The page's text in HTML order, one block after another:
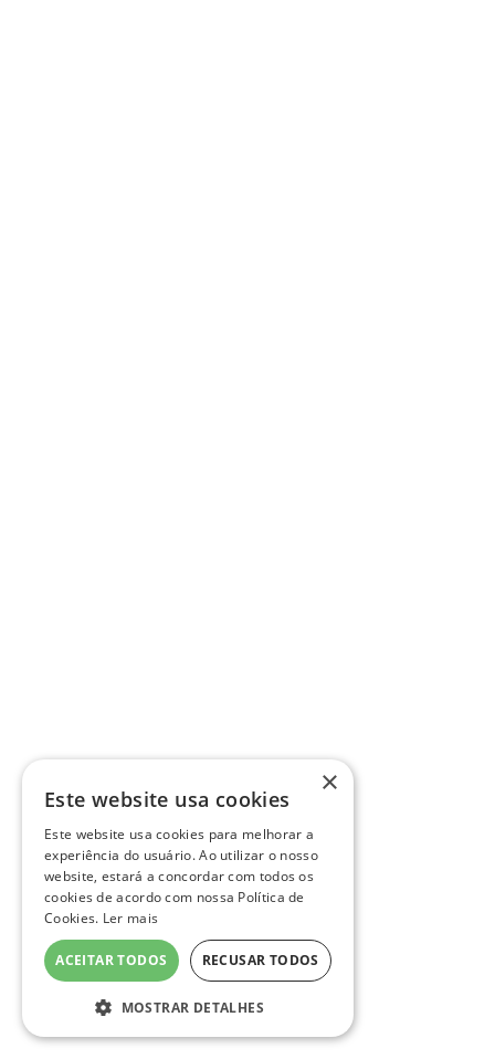
×
Este website usa cookies
Este website usa cookies para melhorar a
experiência do usuário. Ao utilizar o nosso
website, estará a concordar com todos os
cookies de acordo com nossa Política de
Cookies. Ler mais
ACEITAR TODOS RECUSAR TODOS
MOSTRAR DETALHES